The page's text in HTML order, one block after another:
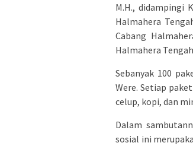
M.H., didampingi
Halmahera
Cabang
Halmahera
Sebanyak 100
Were. Setiap
celup, kopi, dan
Dalam
sosial ini